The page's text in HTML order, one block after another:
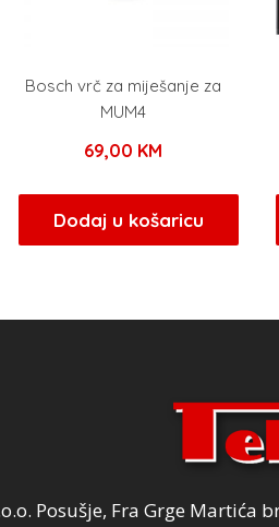
Bosch vrč za miješanje za
MUM4
69,00 KM
Dodaj u košaricu
Posušje, Fra Grge Martića